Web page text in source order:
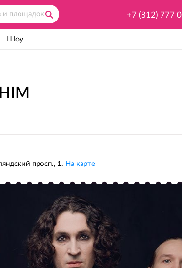
+7 (812) 777
Шоу
просп., 1. На карте